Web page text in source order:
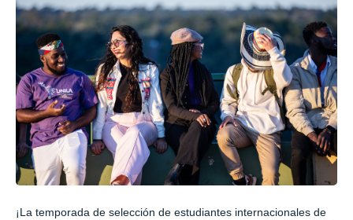
¡La temporada de selección de estudiantes internacionales de